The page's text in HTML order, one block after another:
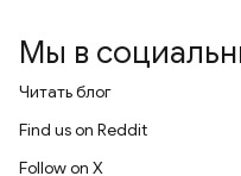
Мы в
Читать блог
Find us on Reddit
Follow on X